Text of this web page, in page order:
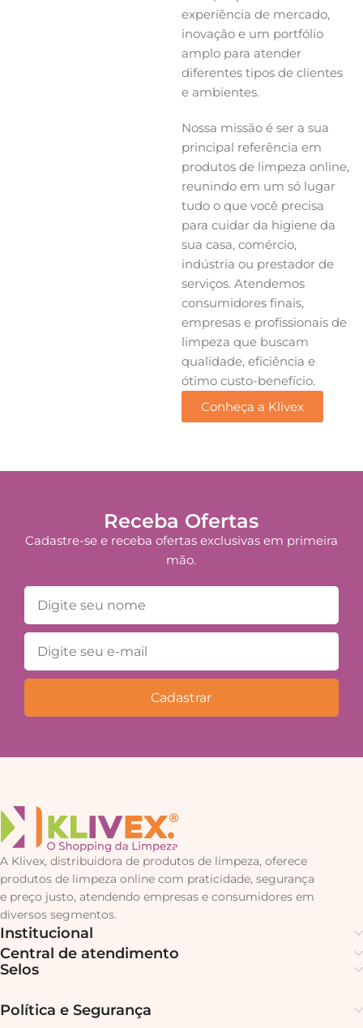
experiência de mercado,
inovação e um portfólio
amplo para atender
diferentes tipos de clientes
e ambientes.
Nossa missão é ser a sua
principal referência em
produtos de limpeza online,
reunindo em um só lugar
tudo o que você precisa
para cuidar da higiene da
sua casa, comércio,
indústria ou prestador de
serviços. Atendemos
consumidores finais,
empresas e profissionais de
limpeza que buscam
qualidade, eficiência e
ótimo custo-benefício.
Conheça a Klivex
Receba Ofertas
Cadastre-se e receba ofertas exclusivas em primeira
mão.
Cadastrar
A Klivex, distribuidora de produtos de limpeza, oferece
produtos de limpeza online com praticidade, segurança
e preço justo, atendendo empresas e consumidores em
diversos segmentos.
Institucional
Central de atendimento
Selos
Política e Segurança